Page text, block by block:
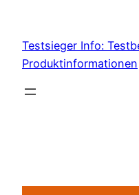
content
Testsieger Info:
Produktinformationen